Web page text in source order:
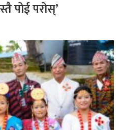
पोई परोस्’